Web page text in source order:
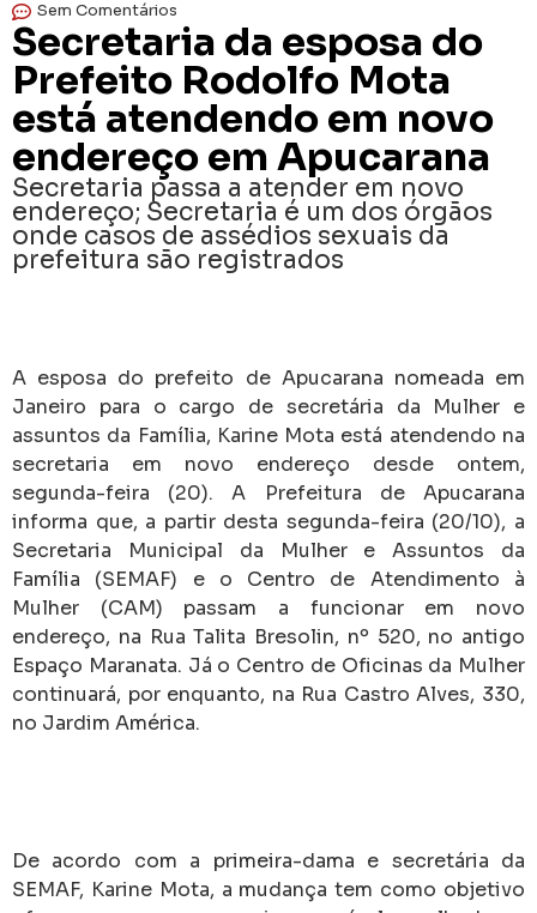
Sem Comentários
Secretaria da esposa do
Prefeito Rodolfo Mota
está atendendo em novo
endereço em Apucarana
Secretaria passa a atender em novo
endereço; Secretaria é um dos órgãos
onde casos de assédios sexuais da
prefeitura são registrados
A esposa do prefeito de Apucarana nomeada em
Janeiro para o cargo de secretária da Mulher e
assuntos da Família, Karine Mota está atendendo na
secretaria em novo endereço desde ontem,
segunda-feira (20). A Prefeitura de Apucarana
informa que, a partir desta segunda-feira (20/10), a
Secretaria Municipal da Mulher e Assuntos da
Família (SEMAF) e o Centro de Atendimento à
Mulher (CAM) passam a funcionar em novo
endereço, na Rua Talita Bresolin, nº 520, no antigo
Espaço Maranata. Já o Centro de Oficinas da Mulher
continuará, por enquanto, na Rua Castro Alves, 330,
no Jardim América.
De acordo com a primeira-dama e secretária da
SEMAF, Karine Mota, a mudança tem como objetivo